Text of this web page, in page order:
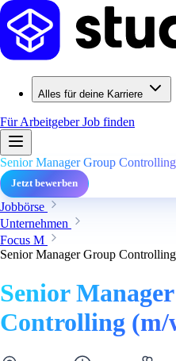
Alles für deine Karriere
Für ArbeitgeberJob finden
Senior Manager Group
Jetzt bewerben
Jobbörse
Unternehmen
Focus M
Senior Manager Group
Senior
Controlling (m/